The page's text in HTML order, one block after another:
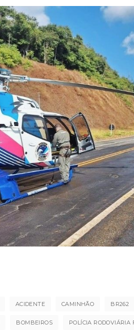
ACIDENTE CAMINHÃO BR262
BOMBEIROS POLÍCIA RODOVIÁRIA